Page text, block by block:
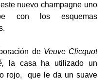
nuevo champagne uno
con los esquemas
de Veuve Clicquot
la casa ha utilizado un
rojo,  que le da un suave